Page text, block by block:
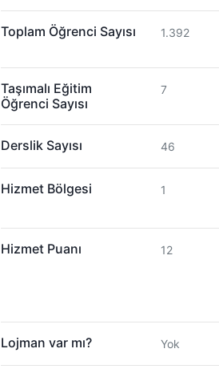
Toplam Öğrenci Sayısı 1.392
Taşımalı Eğitim
Öğrenci Sayısı
7
Derslik Sayısı 46
Hizmet Bölgesi 1
Hizmet Puanı 12
Lojman var mı? Yok